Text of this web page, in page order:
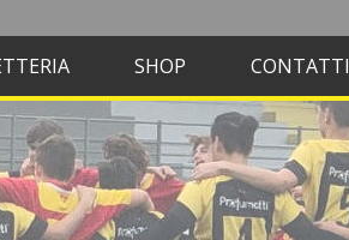
SHOP CONTATTI